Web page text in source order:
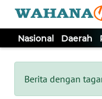
Nasional Daerah
Berita dengan
Tutup